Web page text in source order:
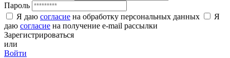
Пароль
Я даю согласие на обработку персональных данных
Я
даю согласие на получение e-mail рассылки
Зарегистрироваться
или
Войти